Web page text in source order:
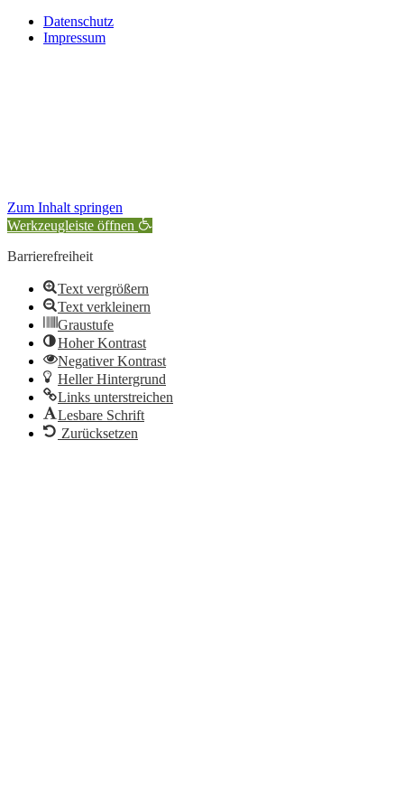
Datenschutz
Impressum
Zum Inhalt springen
Werkzeugleiste öffnen
Barrierefreiheit
Text vergrößern
Text verkleinern
Graustufe
Hoher Kontrast
Negativer Kontrast
Heller Hintergrund
Links unterstreichen
Lesbare Schrift
Zurücksetzen